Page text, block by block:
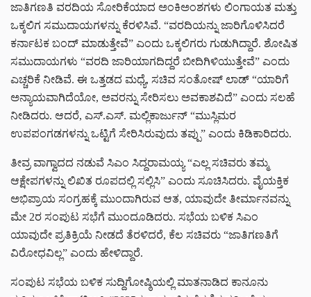
ಜಾತಿಗಣತಿ ವರದಿಯ ಸೋರಿಕೆಯಾದ ಅಂಕಿಅಂಶಗಳು ಲಿಂಗಾಯತ ಮತ್ತು
ಒಕ್ಕಲಿಗ ಸಮುದಾಯಗಳನ್ನು ಕೆರಳಿಸಿವೆ. “ವರದಿಯನ್ನು ಜಾರಿಗೊಳಿಸಿದರೆ
ಕರ್ನಾಟಕ ಬಂದ್ ಮಾಡುತ್ತೇವೆ” ಎಂದು ಒಕ್ಕಲಿಗರು ಗುಡುಗಿದ್ದಾರೆ. ಶೋಷಿತ
ಸಮುದಾಯಗಳು “ವರದಿ ಜಾರಿಯಾಗದಿದ್ದರೆ ಬೀದಿಗಿಳಿಯುತ್ತೇವೆ” ಎಂದು
ಎಚ್ಚರಿಕೆ ನೀಡಿವೆ. ಈ ಒತ್ತಡದ ಮಧ್ಯೆ, ಸಚಿವ ಸಂತೋಷ್ ಲಾಡ್ “ಯಾರಿಗೆ
ಅನ್ಯಾಯವಾಗಿದೆಯೋ, ಅವರನ್ನು ಸೇರಿಸಲು ಅವಕಾಶವಿದೆ” ಎಂದು ಸಲಹೆ
ನೀಡಿದರು. ಆದರೆ, ಎಸ್‌.ಎಸ್. ಮಲ್ಲಿಕಾರ್ಜುನ್ “ಮುಸ್ಲಿಮರ
ಉಪಪಂಗಡಗಳನ್ನು ಒಟ್ಟಿಗೆ ಸೇರಿಸಿರುವುದು ತಪ್ಪು” ಎಂದು ಕಿಡಿಕಾರಿದರು.
ತೀವ್ರ ವಾಗ್ವಾದದ ನಡುವೆ ಸಿಎಂ ಸಿದ್ದರಾಮಯ್ಯ “ಎಲ್ಲ ಸಚಿವರು ತಮ್ಮ
ಆಕ್ಷೇಪಗಳನ್ನು ಲಿಖಿತ ರೂಪದಲ್ಲಿ ಸಲ್ಲಿಸಿ” ಎಂದು ಸೂಚಿಸಿದರು. ವೈಯಕ್ತಿಕ
ಅಭಿಪ್ರಾಯ ಸಂಗ್ರಹಕ್ಕೆ ಮುಂದಾಗಿರುವ ಆತ, ಯಾವುದೇ ತೀರ್ಮಾನವನ್ನು
ಮೇ 2ರ ಸಂಪುಟ ಸಭೆಗೆ ಮುಂದೂಡಿದರು. ಸಭೆಯ ಬಳಿಕ ಸಿಎಂ
ಯಾವುದೇ ಪ್ರತಿಕ್ರಿಯೆ ನೀಡದೆ ತೆರಳಿದರೆ, ಕೆಲ ಸಚಿವರು “ಜಾತಿಗಣತಿಗೆ
ವಿರೋಧವಿಲ್ಲ” ಎಂದು ಹೇಳಿದ್ದಾರೆ.
ಸಂಪುಟ ಸಭೆಯ ಬಳಿಕ ಸುದ್ದಿಗೋಷ್ಠಿಯಲ್ಲಿ ಮಾತನಾಡಿದ ಕಾನೂನು